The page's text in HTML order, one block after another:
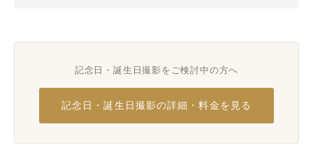
記念日・誕生日撮影をご検討中の方へ
記念日・誕生日撮影の詳細・料金を見る